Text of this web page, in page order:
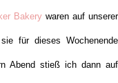
Bakerywaren auf unserer
für dieses Wochenende
Abend stieß ich dann auf